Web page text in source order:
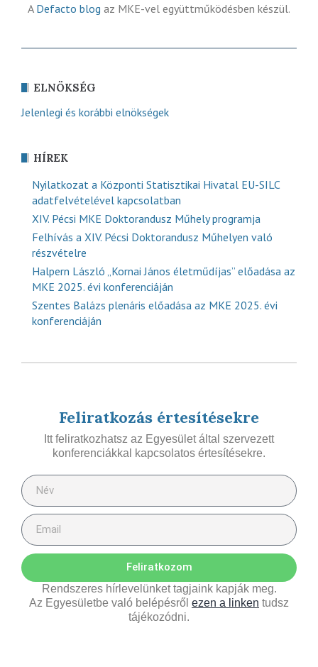
A Defacto blog az MKE-vel együttműködésben készül.
ELNÖKSÉG
Jelenlegi és korábbi elnökségek
HÍREK
Nyilatkozat a Központi Statisztikai Hivatal EU-SILC
adatfelvételével kapcsolatban
XIV. Pécsi MKE Doktorandusz Műhely programja
Felhívás a XIV. Pécsi Doktorandusz Műhelyen való
részvételre
Halpern László „Kornai János életműdíjas” előadása az
MKE 2025. évi konferenciáján
Szentes Balázs plenáris előadása az MKE 2025. évi
konferenciáján
Feliratkozás értesítésekre
Itt feliratkozhatsz az Egyesület által szervezett
konferenciákkal kapcsolatos értesítésekre.
Feliratkozom
Rendszeres hírlevelünket tagjaink kapják meg.
Az Egyesületbe való belépésről ezen a linken tudsz
tájékozódni.